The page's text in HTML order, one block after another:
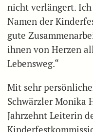
nicht verlängert.
Namen der
gute
ihnen von Herzen
Lebensweg.“
Mit sehr
Schwärzler Monika
Jahrzehnt Leiterin